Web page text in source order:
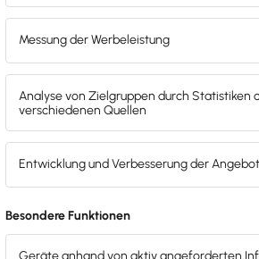
du mehr zur Abschreibungsdauer